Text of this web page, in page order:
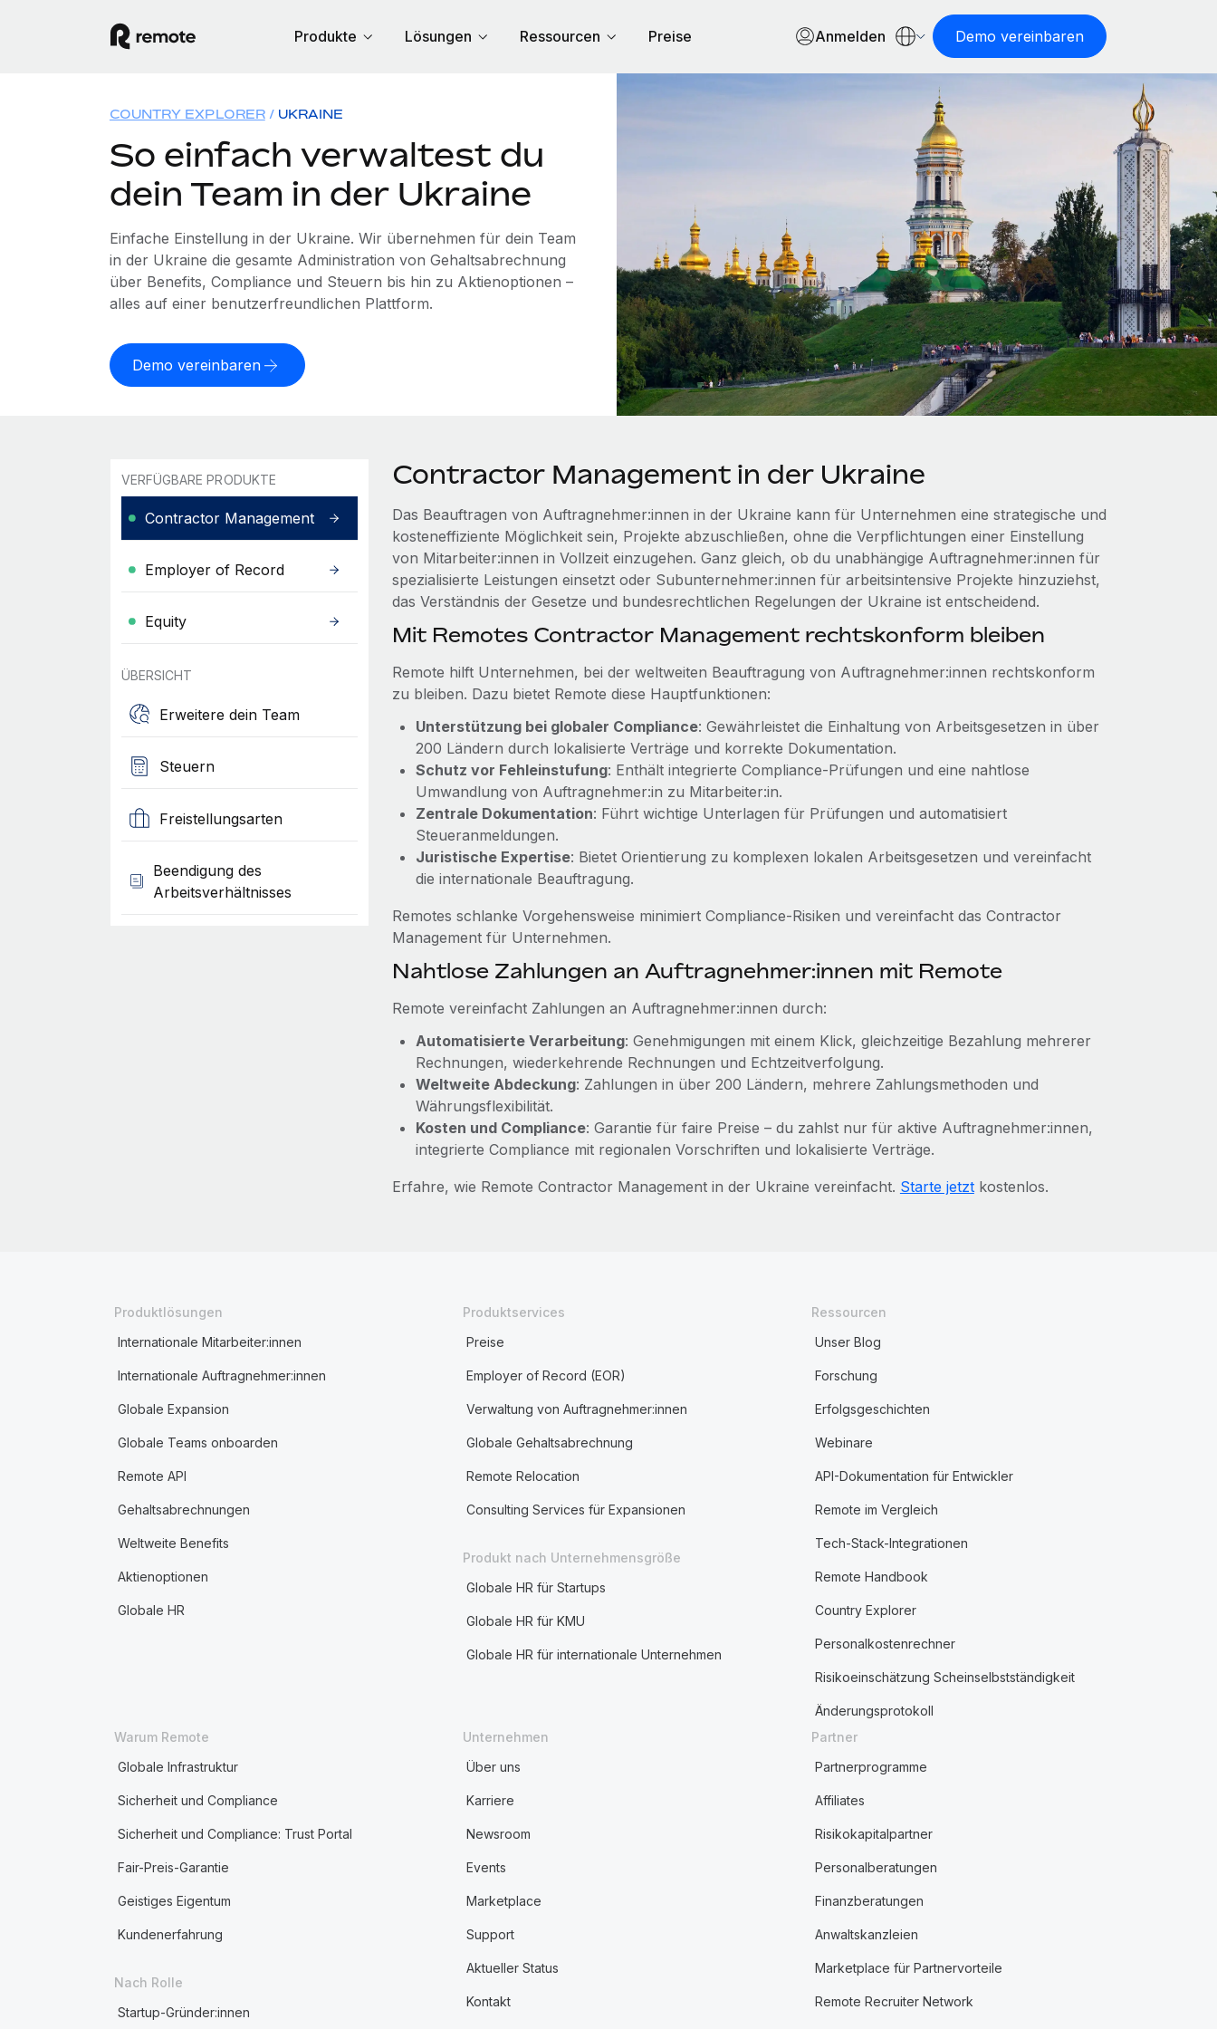
Produkte Lösungen Ressourcen Preise Anmelden Demo vereinbaren
COUNTRY EXPLORER UKRAINE
So einfach verwaltest du
dein Team in der Ukraine
Einfache Einstellung in der Ukraine. Wir übernehmen für dein Team
in der Ukraine die gesamte Administration von Gehaltsabrechnung
über Benefits, Compliance und Steuern bis hin zu Aktienoptionen –
alles auf einer benutzerfreundlichen Plattform.
Demo vereinbaren
VERFÜGBARE PRODUKTE
Contractor Management
Employer of Record
Equity
ÜBERSICHT
Erweitere dein Team
Steuern
Freistellungsarten
Beendigung des
Arbeitsverhältnisses
Contractor Management in der Ukraine
Das Beauftragen von Auftragnehmer:innen in der Ukraine kann für Unternehmen eine strategische und
kosteneffiziente Möglichkeit sein, Projekte abzuschließen, ohne die Verpflichtungen einer Einstellung
von Mitarbeiter:innen in Vollzeit einzugehen. Ganz gleich, ob du unabhängige Auftragnehmer:innen für
spezialisierte Leistungen einsetzt oder Subunternehmer:innen für arbeitsintensive Projekte hinzuziehst,
das Verständnis der Gesetze und bundesrechtlichen Regelungen der Ukraine ist entscheidend.
Mit Remotes Contractor Management rechtskonform bleiben
Remote hilft Unternehmen, bei der weltweiten Beauftragung von Auftragnehmer:innen rechtskonform
zu bleiben. Dazu bietet Remote diese Hauptfunktionen:
Unterstützung bei globaler Compliance: Gewährleistet die Einhaltung von Arbeitsgesetzen in über
200 Ländern durch lokalisierte Verträge und korrekte Dokumentation.
Schutz vor Fehleinstufung: Enthält integrierte Compliance-Prüfungen und eine nahtlose
Umwandlung von Auftragnehmer:in zu Mitarbeiter:in.
Zentrale Dokumentation: Führt wichtige Unterlagen für Prüfungen und automatisiert
Steueranmeldungen.
Juristische Expertise: Bietet Orientierung zu komplexen lokalen Arbeitsgesetzen und vereinfacht
die internationale Beauftragung.
Remotes schlanke Vorgehensweise minimiert Compliance-Risiken und vereinfacht das Contractor
Management für Unternehmen.
Nahtlose Zahlungen an Auftragnehmer:innen mit Remote
Remote vereinfacht Zahlungen an Auftragnehmer:innen durch:
Automatisierte Verarbeitung: Genehmigungen mit einem Klick, gleichzeitige Bezahlung mehrerer
Rechnungen, wiederkehrende Rechnungen und Echtzeitverfolgung.
Weltweite Abdeckung: Zahlungen in über 200 Ländern, mehrere Zahlungsmethoden und
Währungsflexibilität.
Kosten und Compliance: Garantie für faire Preise – du zahlst nur für aktive Auftragnehmer:innen,
integrierte Compliance mit regionalen Vorschriften und lokalisierte Verträge.
Erfahre, wie Remote Contractor Management in der Ukraine vereinfacht. Starte jetztkostenlos.
Produktlösungen
Internationale Mitarbeiter:innen
Internationale Auftragnehmer:innen
Globale Expansion
Globale Teams onboarden
Remote API
Gehaltsabrechnungen
Weltweite Benefits
Aktienoptionen
Globale HR
Produktservices
Preise
Employer of Record (EOR)
Verwaltung von Auftragnehmer:innen
Globale Gehaltsabrechnung
Remote Relocation
Consulting Services für Expansionen
Produkt nach Unternehmensgröße
Globale HR für Startups
Globale HR für KMU
Globale HR für internationale Unternehmen
Ressourcen
Unser Blog
Forschung
Erfolgsgeschichten
Webinare
API-Dokumentation für Entwickler
Remote im Vergleich
Tech-Stack-Integrationen
Remote Handbook
Country Explorer
Personalkostenrechner
Risikoeinschätzung Scheinselbstständigkeit
Änderungsprotokoll
Warum Remote
Globale Infrastruktur
Sicherheit und Compliance
Sicherheit und Compliance: Trust Portal
Fair-Preis-Garantie
Geistiges Eigentum
Kundenerfahrung
Nach Rolle
Startup-Gründer:innen
Unternehmen
Über uns
Karriere
Newsroom
Events
Marketplace
Support
Aktueller Status
Kontakt
Partner
Partnerprogramme
Affiliates
Risikokapitalpartner
Personalberatungen
Finanzberatungen
Anwaltskanzleien
Marketplace für Partnervorteile
Remote Recruiter Network